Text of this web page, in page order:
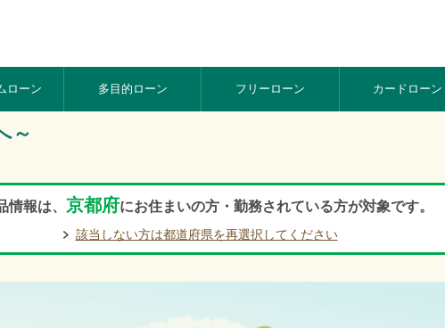
ローン 多目的 ローン フリー ローン カードローン
～
情報は、 京都府にお住まいの方・勤務されている方が対象です。
該当しない方は都道府県を再選択してください